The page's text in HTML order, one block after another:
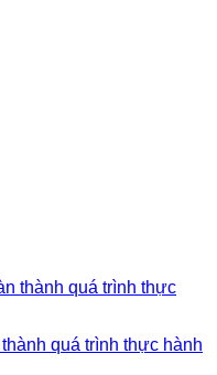
quá trình thực hành